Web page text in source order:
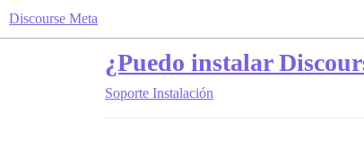
Discourse Meta
¿Puedo instalar
Soporte Instalación